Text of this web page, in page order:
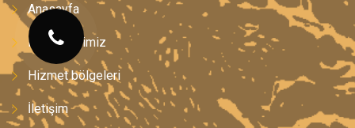
Anasayfa
Hizmetlerimiz
Hizmet bölgeleri
İletişim